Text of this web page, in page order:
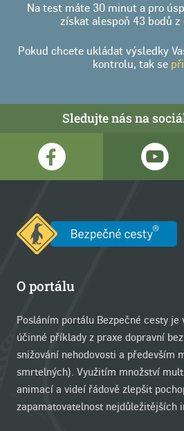
Na test máte 30 minut a pro
získat alespoň 43 bodů z
Pokud chcete ukládat výsledky
kontrolu, tak se
Sledujte nás na
O portálu
Posláním portálu Bezpečné cesty
účinné příklady z praxe dopravní
snižování nehodovosti a především
smrtelných). Využitím množství
animací a videí řádově zlepšit
zapamatovatelnost nejdůležitějších